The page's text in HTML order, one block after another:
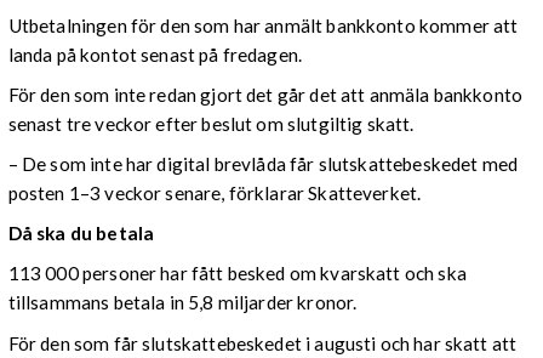
Utbetalningen för den som har anmält bankkonto kommer att
landa på kontot senast på fredagen.
För den som inte redan gjort det går det att anmäla bankkonto
senast tre veckor efter beslut om slutgiltig skatt.
– De som inte har digital brevlåda får slutskattebeskedet med
posten 1–3 veckor senare, förklarar Skatteverket.
Då ska du betala
113 000 personer har fått besked om kvarskatt och ska
tillsammans betala in 5,8 miljarder kronor.
För den som får slutskattebeskedet i augusti och har skatt att